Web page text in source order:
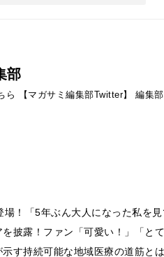
部
ら 【マガサミ編集部Twitter】
編集
！「5年ぶん大人になった私を見
披露！ファン「可愛い！」「と
す持続可能な地域医療の道筋とは